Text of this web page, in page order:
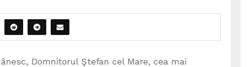
Domnitorul Ştefan cel Mare, cea mai